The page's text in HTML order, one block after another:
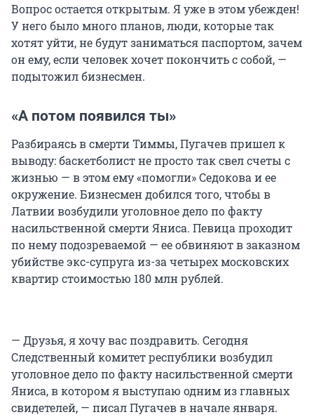
Вопрос остается открытым. Я уже в этом убежден!
У него было много планов, люди, которые так
хотят уйти, не будут заниматься паспортом, зачем
он ему, если человек хочет покончить с собой, —
подытожил бизнесмен.
«А потом появился ты»
Разбираясь в смерти Тиммы, Пугачев пришел к
выводу: баскетболист не просто так свел счеты с
жизнью — в этом ему «помогли» Седокова и ее
окружение. Бизнесмен добился того, чтобы в
Латвии возбудили уголовное дело по факту
насильственной смерти Яниса. Певица проходит
по нему подозреваемой — ее обвиняют в заказном
убийстве экс-супруга из-за четырех московских
квартир стоимостью 180 млн рублей.
— Друзья, я хочу вас поздравить. Сегодня
Следственный комитет республики возбудил
уголовное дело по факту насильственной смерти
Яниса, в котором я выступаю одним из главных
свидетелей, — писал Пугачев в начале января.